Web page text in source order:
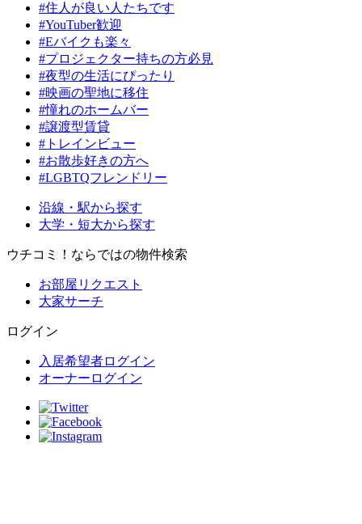
#住人が良い人たちです
#YouTuber歓迎
#Eバイクも楽々
#プロジェクター持ちの方必見
#夜型の生活にぴったり
#映画の聖地に移住
#憧れのホームバー
#譲渡型賃貸
#トレインビュー
#お散歩好きの方へ
#LGBTQフレンドリー
沿線・駅から探す
大学・短大から探す
ウチコミ！ならではの物件検索
お部屋リクエスト
大家サーチ
ログイン
入居希望者ログイン
オーナーログイン